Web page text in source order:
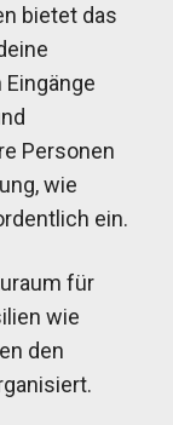
bietet das
Personen
wie
ein.
für
wie
den